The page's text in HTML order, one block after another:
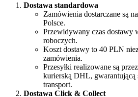
Dostawa standardowa
Zamówienia dostarczane są
Polsce.
Przewidywany czas dostawy
roboczych.
Koszt dostawy to 40 PLN
zamówienia.
Przesyłki realizowane są
kurierską DHL, gwarantującą
transport.
Dostawa Click & Collect